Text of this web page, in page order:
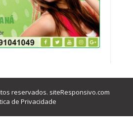
reservados. siteResponsivo.com
de Privacidade